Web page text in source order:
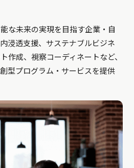
な未来の実現を目指す企業・自
浸透支援、サステナブルビジネ
作成、視察コーディネートなど、
型プログラム・サービスを提供